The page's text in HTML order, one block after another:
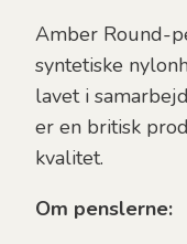
Amber Round-
syntetiske
lavet i
er en britisk
kvalitet.
Om penslerne: